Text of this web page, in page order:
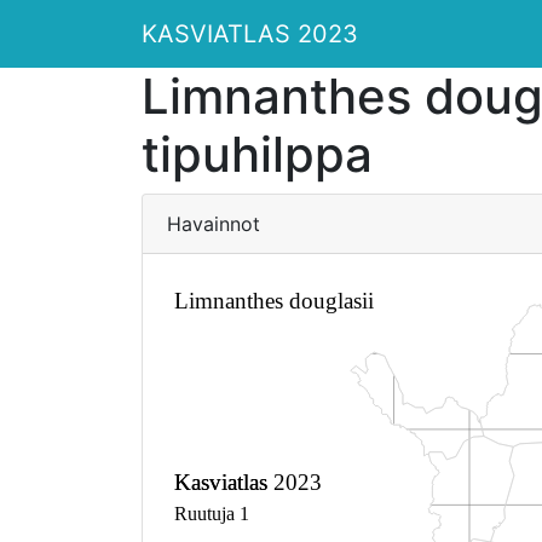
KASVIATLAS 2023
Limnanthes
tipuhilppa
Havainnot